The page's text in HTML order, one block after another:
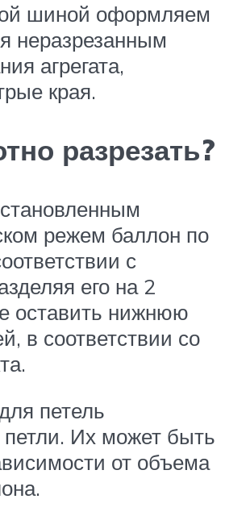
шиной оформляем
неразрезанным
агрегата,
края.
разрезать?
режем баллон по
с
его на 2
оставить нижнюю
в соответствии со
петель
Их может быть
от объема